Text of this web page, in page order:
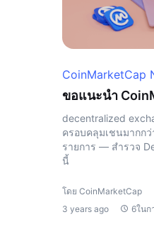
CoinMarketCap
ขอแนะนำ
decentralized
ครอบคลุมเชนมากก
รายการ — สำรวจ
นี้
โดย CoinMarketCap
3 years ago
6ในก